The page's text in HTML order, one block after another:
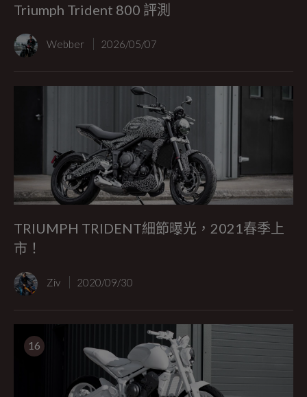
Triumph Trident 800 評測
Webber 2026/05/07
TRIUMPH TRIDENT細節曝光，2021春季上
市！
Ziv 2020/09/30
16